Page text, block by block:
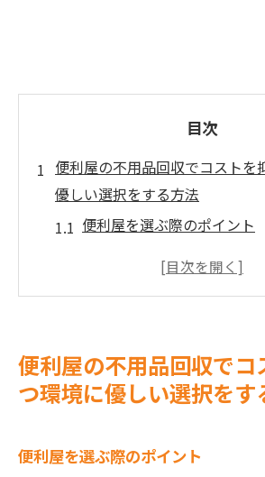
目次
便利屋の不用品回収でコストを
優しい選択をする方法
便利屋を選ぶ際のポイント
リサイクル可能な不用品の
不用品回収でエコ意識を高
不用品回収で得する！便利屋が
不用品から得られる思わぬ利
便利屋の不用品回収でコ
つ環境に優しい選択をす
便利屋を選ぶ際のポイント